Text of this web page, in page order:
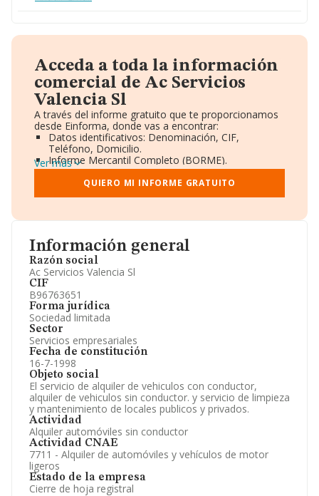
Información general
Razón social
Ac Servicios Valencia Sl
CIF
B96763651
Forma jurídica
Sociedad limitada
Sector
Servicios empresariales
Fecha de constitución
16-7-1998
Objeto social
El servicio de alquiler de vehiculos con conductor,
alquiler de vehiculos sin conductor. y servicio de limpieza
y mantenimiento de locales publicos y privados.
Actividad
Alquiler automóviles sin conductor
Actividad CNAE
7711 - Alquiler de automóviles y vehículos de motor
ligeros
Estado de la empresa
Cierre de hoja registral
Acceda a toda la información
comercial de Ac Servicios
Valencia Sl
A través del informe gratuito que te proporcionamos
desde Einforma, donde vas a encontrar:
Datos identificativos: Denominación, CIF,
Teléfono, Domicilio.
Informe Mercantil Completo (BORME).
Gráficos de Evolución Ventas y Empleados.
Consejo de Administración y Administradores.
Directivos y Ejecutivos.
Información oficial y registral complementaria.
Ver más
QUIERO MI INFORME GRATUITO